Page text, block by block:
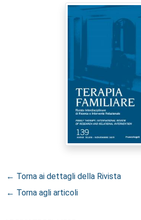
← Torna ai dettagli della Rivista
← Torna agli articoli